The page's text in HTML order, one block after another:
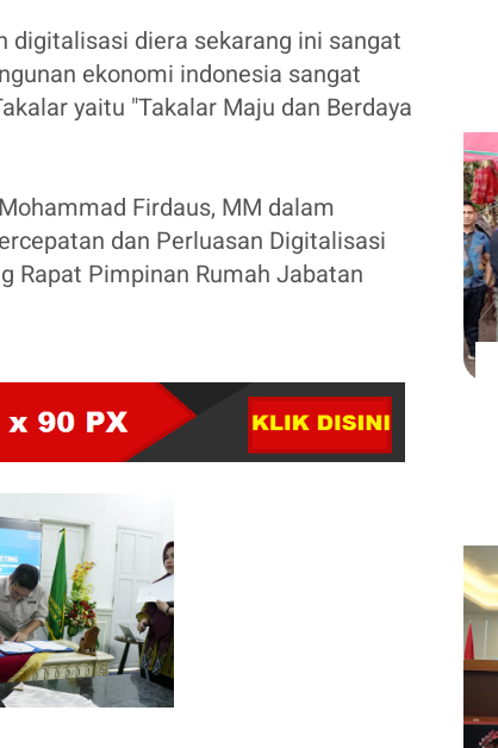
digitalisasi diera sekarang ini sangat
ekonomi indonesia sangat
yaitu "Takalar Maju dan Berdaya
Firdaus, MM dalam
dan Perluasan Digitalisasi
Rapat Pimpinan Rumah Jabatan